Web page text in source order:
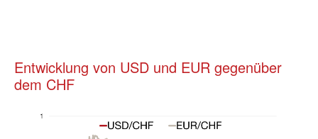
Entwicklung von USD und EUR gegenüber
dem CHF